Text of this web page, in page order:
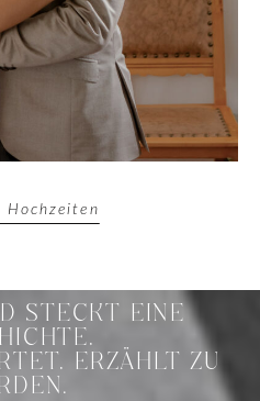
STECKT EINE
ERZÄHLT ZU